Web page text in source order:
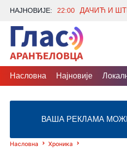
НАЈНОВИЈЕ: 22:00
Насловна Најновије
ВАША РЕКЛАМА
Насловна
Хроника